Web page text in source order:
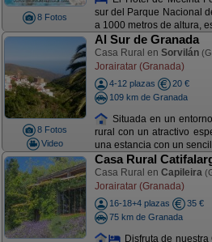
8 Fotos
sur del Parque Nacional
a 1000 metros de altura,
8 Fotos
Video
Al Sur de Granada
Casa Rural en Sorvilán
Jorairatar (Granada)
4-12 plazas
20 €
109 km de Granada
Situada en un
rural con un atractivo
una estancia con un
Casa Rural
Casa Rural en Capileira
Jorairatar (Granada)
16-18+4 plazas
35 €
75 km de Granada
Disfruta de